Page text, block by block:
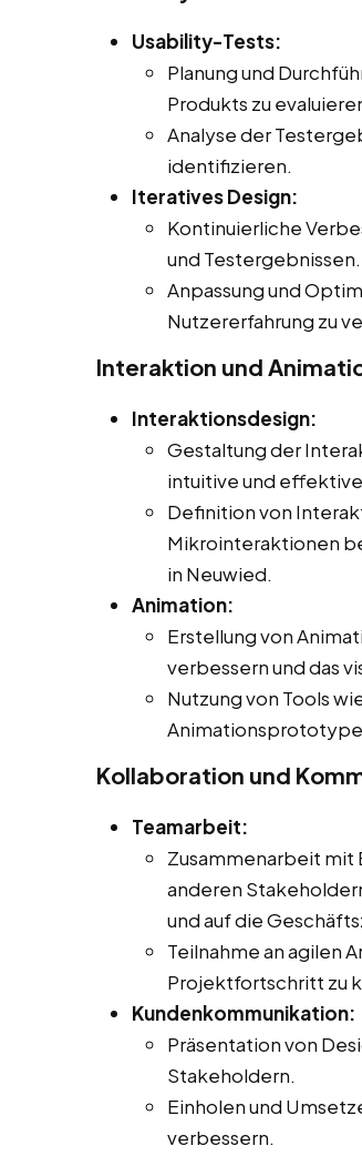
Usability-Tests:
Planung und
Produkts zu
Analyse der
identifizieren.
Iteratives Design:
Kontinuierliche
und Testergebnissen.
Anpassung und
Nutzererfahrung zu
Interaktion und
Interaktionsdesign:
Gestaltung der
intuitive und
Definition von
Mikrointeraktionen
in Neuwied.
Animation:
Erstellung von
verbessern und das
Nutzung von Tools
Kollaboration und
Teamarbeit:
Zusammenarbeit mit
anderen
und auf die
Teilnahme an agilen
Projektfortschritt zu
Kundenkommunikation:
Präsentation von
Stakeholdern.
Einholen und
verbessern.